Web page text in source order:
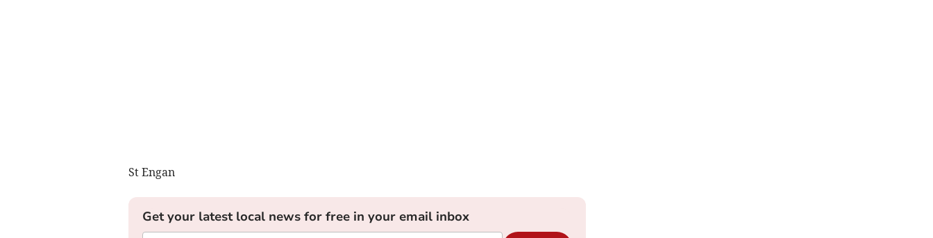
St Engan
Get your latest local news for free in your email inbox